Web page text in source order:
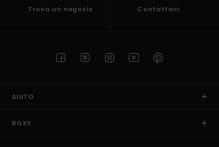
Trova un negozio Contattaci
AIUTO
ROXY